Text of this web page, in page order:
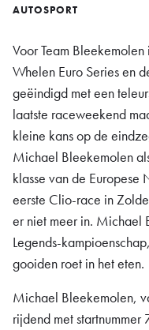
AUTOSPORT
Voor Team
Whelen Euro Series en
geëindigd met een
laatste raceweekend
kleine kans op de
Michael Bleekemolen
klasse van de Europese
eerste Clio-race in
er niet meer in. Michael
Legends-
gooiden roet in het eten.
Michael Bleekemolen,
rijdend met